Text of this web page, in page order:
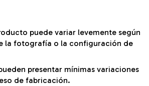
puede variar levemente según
la fotografía o la configuración de
presentar mínimas variaciones
de fabricación.